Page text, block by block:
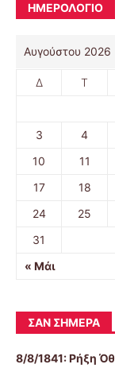
ΗΜΕΡΟΛΟΓΙΟ
Αυγούστου 2026
Δ Τ
« Μάι
3
4
10
11
17
18
24
25
31
ΣΑΝ ΣΉΜΕΡΑ
8/8/1841:Ρήξη